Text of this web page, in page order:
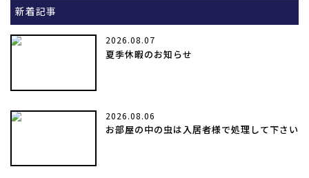
新着記事
2026.08.07
夏季休暇のお知らせ
2026.08.06
お部屋の中の虫は入居者様で処理して下さい